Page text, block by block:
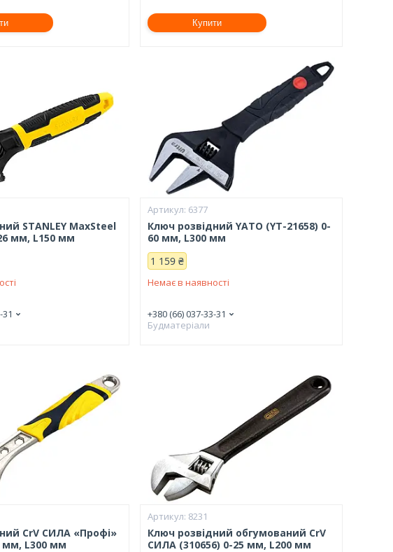
Купити
STANLEY MaxSteel
мм, L150 мм
6377
Ключ розвідний YATO (YT-21658) 0-
60 мм, L300 мм
1 159 ₴
Немає в наявності
+380 (66) 037-33-31
Будматеріали
CrV СИЛА «Профі»
мм, L300 мм
8231
Ключ розвідний обгумований CrV
СИЛА (310656) 0-25 мм, L200 мм